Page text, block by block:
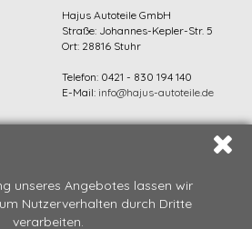
unseres Angebotes lassen wir
Nutzerverhalten durch Dritte
verarbeiten.
Hajus Autoteile GmbH
Straße: Johannes-Kepler-Str. 5
Ort: 28816 Stuhr
Telefon: 0421 - 830 194 140
E-Mail: info@hajus-autoteile.de